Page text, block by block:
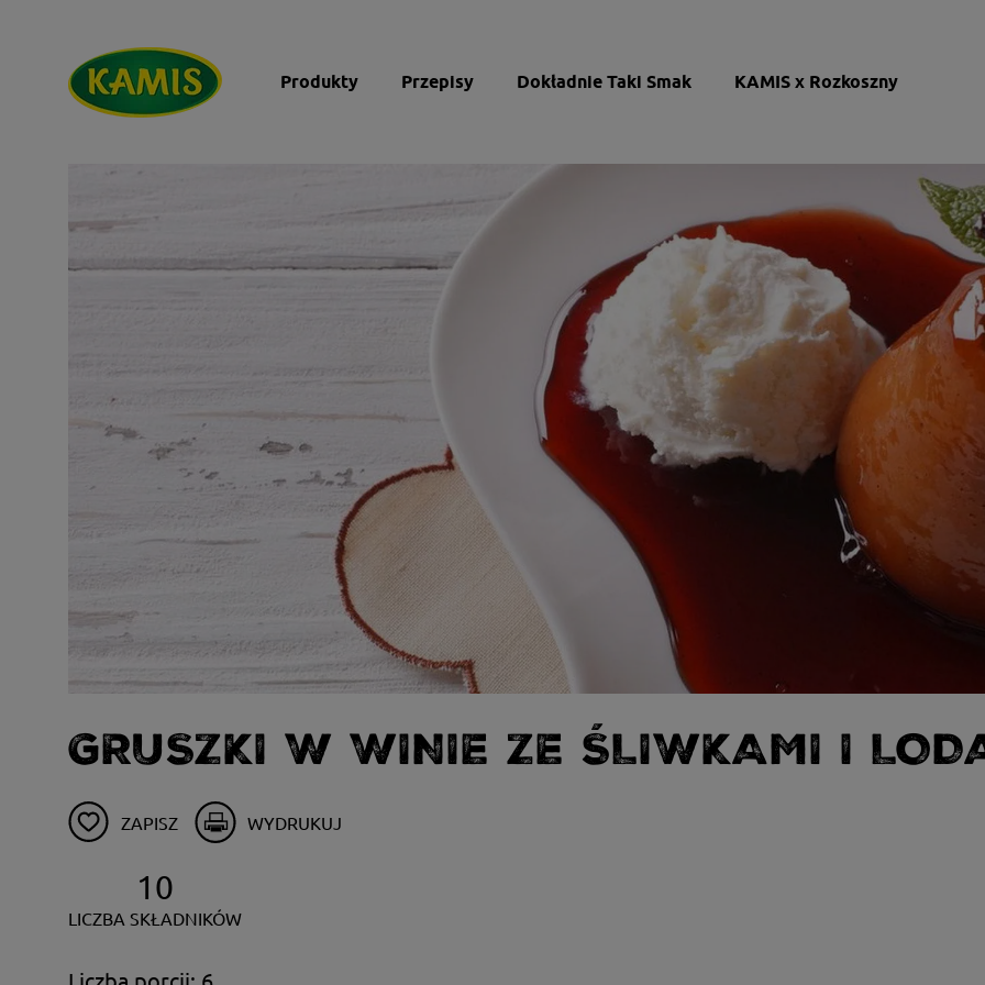
Produkty Przepisy Dokładnie Taki Smak KAMIS x Rozkoszny
GRUSZKI W WINIE ZE ŚLIWKAMI I
ZAPISZ WYDRUKUJ
10
LICZBA SKŁADNIKÓW